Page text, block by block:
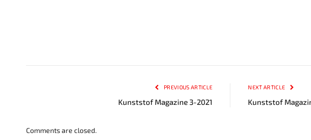
PREVIOUS ARTICLE
Kunststof Magazine 3-2021
NEXT ARTICLE
Kunststof
Comments are closed.